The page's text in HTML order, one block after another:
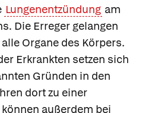
Lungenentzündung am
Die Erreger gelangen
Organe des Körpers.
Erkrankten setzen sich
Gründen in den
dort zu einer
außerdem bei